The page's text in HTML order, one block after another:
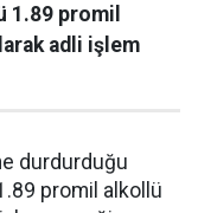
1.89 promil
adli işlem
durdurduğu
promil alkollü